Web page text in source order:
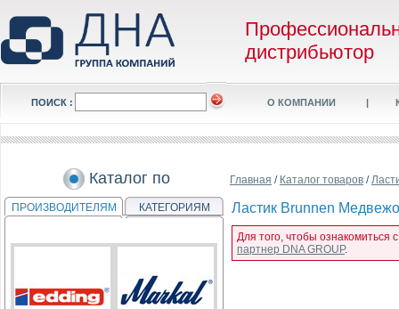
дистрибьютор
ПОИСК : О КОМПАНИИ |
Каталог по
ПРОИЗВОДИТЕЛЯМ КАТЕГОРИЯМ
Главная / Каталог товаров /
Ластик Brunnen
Для того, чтобы ознакомиться
партнер DNA GROUP.